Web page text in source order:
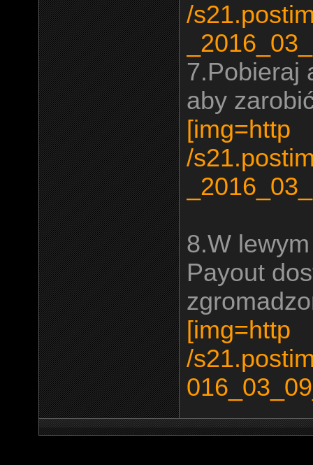
/
7.Pobieraj
aby
[img=http
/
8.W
Payout
[img=http
/